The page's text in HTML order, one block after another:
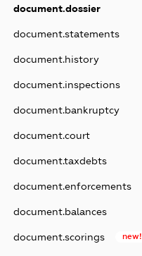
document.dossier
document.statements
document.history
document.inspections
document.bankruptcy
document.court
document.taxdebts
document.enforcements
document.balances
document.scorings new!